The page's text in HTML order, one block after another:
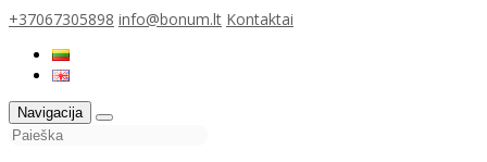
+37067305898 info@bonum.lt Kontaktai
Navigacija